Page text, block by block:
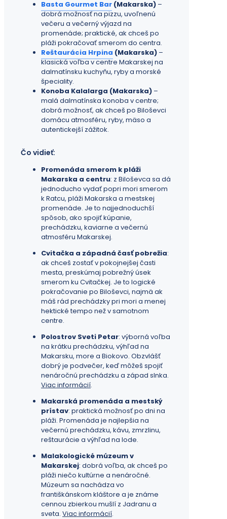
Basta Gourmet Bar (Makarska) –
dobrá možnosť na pizzu, uvoľnenú
večeru a večerný výjazd na
promenáde; praktické, ak chceš po
pláži pokračovať smerom do centra.
Reštaurácia Hrpina (Makarska) –
klasická voľba v centre Makarskej na
dalmatínsku kuchyňu, ryby a morské
špeciality.
Konoba Kalalarga (Makarska) –
malá dalmatínska konoba v centre;
dobrá možnosť, ak chceš po Biloševci
domácu atmosféru, ryby, mäso a
autentickejší zážitok.
Čo vidieť:
Promenáda smerom k pláži
Makarska a centru: z Biloševca sa dá
jednoducho vydať popri mori smerom
k Ratcu, pláži Makarska a mestskej
promenáde. Je to najjednoduchší
spôsob, ako spojiť kúpanie,
prechádzku, kaviarne a večernú
atmosféru Makarskej.
Cvitačka a západná časť pobrežia:
ak chceš zostať v pokojnejšej časti
mesta, preskúmaj pobrežný úsek
smerom ku Cvitačkej. Je to logické
pokračovanie po Biloševci, najmä ak
máš rád prechádzky pri mori a menej
hektické tempo než v samotnom
centre.
Polostrov Sveti Petar: výborná voľba
na krátku prechádzku, výhľad na
Makarsku, more a Biokovo. Obzvlášť
dobrý je podvečer, keď môžeš spojiť
nenáročnú prechádzku a západ slnka.
Viac informácií.
Makarská promenáda a mestský
prístav: praktická možnosť po dni na
pláži. Promenáda je najlepšia na
večernú prechádzku, kávu, zmrzlinu,
reštaurácie a výhľad na lode.
Malakologické múzeum v
Makarskej: dobrá voľba, ak chceš po
pláži niečo kultúrne a nenáročné.
Múzeum sa nachádza vo
františkánskom kláštore a je známe
cennou zbierkou mušlí z Jadranu a
sveta. Viac informácií.